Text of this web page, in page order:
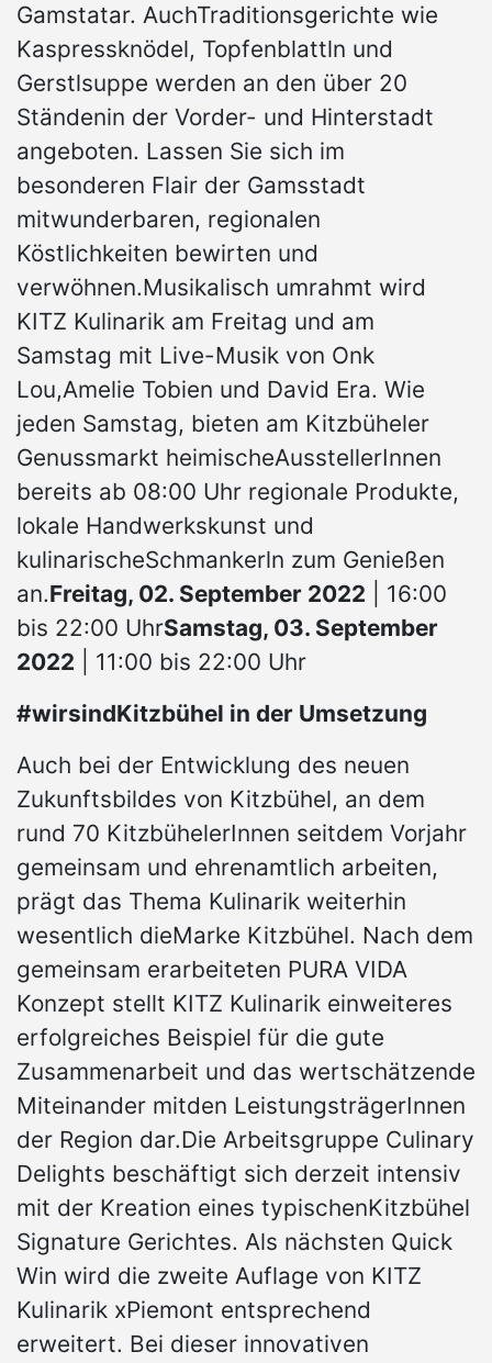
Gamstatar. AuchTraditionsgerichte wie
Kaspressknödel, Topfenblattln und
Gerstlsuppe werden an den über 20
Ständenin der Vorder- und Hinterstadt
angeboten. Lassen Sie sich im
besonderen Flair der Gamsstadt
mitwunderbaren, regionalen
Köstlichkeiten bewirten und
verwöhnen.Musikalisch umrahmt wird
KITZ Kulinarik am Freitag und am
Samstag mit Live-Musik von Onk
Lou,Amelie Tobien und David Era. Wie
jeden Samstag, bieten am Kitzbüheler
Genussmarkt heimischeAusstellerInnen
bereits ab 08:00 Uhr regionale Produkte,
lokale Handwerkskunst und
kulinarischeSchmankerln zum Genießen
an.Freitag, 02. September 2022 | 16:00
bis 22:00 UhrSamstag, 03. September
2022 | 11:00 bis 22:00 Uhr
#wirsindKitzbühel in der Umsetzung
Auch bei der Entwicklung des neuen
Zukunftsbildes von Kitzbühel, an dem
rund 70 KitzbühelerInnen seitdem Vorjahr
gemeinsam und ehrenamtlich arbeiten,
prägt das Thema Kulinarik weiterhin
wesentlich dieMarke Kitzbühel. Nach dem
gemeinsam erarbeiteten PURA VIDA
Konzept stellt KITZ Kulinarik einweiteres
erfolgreiches Beispiel für die gute
Zusammenarbeit und das wertschätzende
Miteinander mitden LeistungsträgerInnen
der Region dar.Die Arbeitsgruppe Culinary
Delights beschäftigt sich derzeit intensiv
mit der Kreation eines typischenKitzbühel
Signature Gerichtes. Als nächsten Quick
Win wird die zweite Auflage von KITZ
Kulinarik xPiemont entsprechend
erweitert. Bei dieser innovativen